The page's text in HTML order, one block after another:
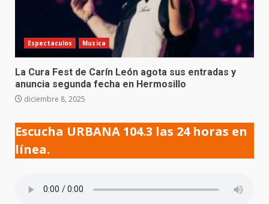
Espectaculos Musica
La Cura Fest de Carín León agota sus entradas y
anuncia segunda fecha en Hermosillo
diciembre 8, 2025
Escucha URBANA 104.3 las 24 horas en
línea.